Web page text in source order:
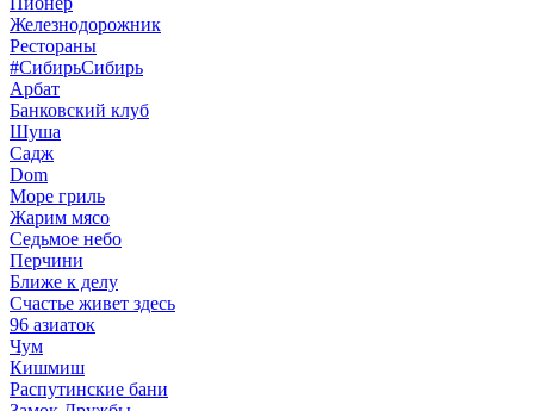
Железнодорожник
Рестораны
#СибирьСибирь
Арбат
Банковский клуб
Шуша
Садж
Dom
Море гриль
Жарим мясо
Седьмое небо
Перчини
Ближе к делу
Счастье живет здесь
96 азиаток
Чум
Кишмиш
Распутинские бани